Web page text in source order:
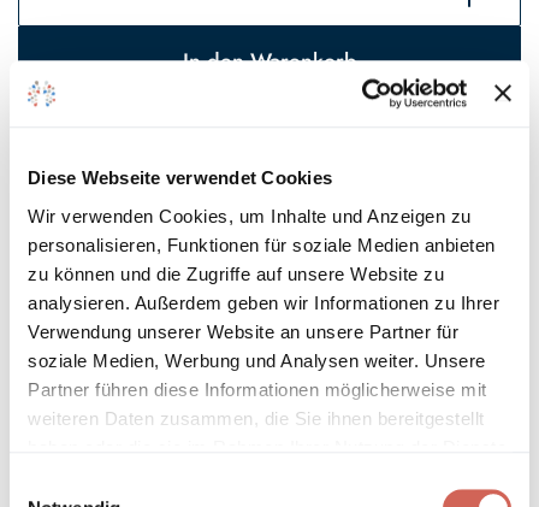
Diese Webseite verwendet Cookies
Wir verwenden Cookies, um Inhalte und Anzeigen zu
personalisieren, Funktionen für soziale Medien anbieten
zu können und die Zugriffe auf unsere Website zu
analysieren. Außerdem geben wir Informationen zu Ihrer
Verwendung unserer Website an unsere Partner für
soziale Medien, Werbung und Analysen weiter. Unsere
Partner führen diese Informationen möglicherweise mit
weiteren Daten zusammen, die Sie ihnen bereitgestellt
In den Warenkorb
Auf den Wunschzettel
* Gilt für Lieferungen innerhalb Deutschlands, Lieferzeiten für andere
Länder entnehmen Sie bitte unserenVersandinformationen .
Technische Details und Hinweise
Hinweis zur Grundierung